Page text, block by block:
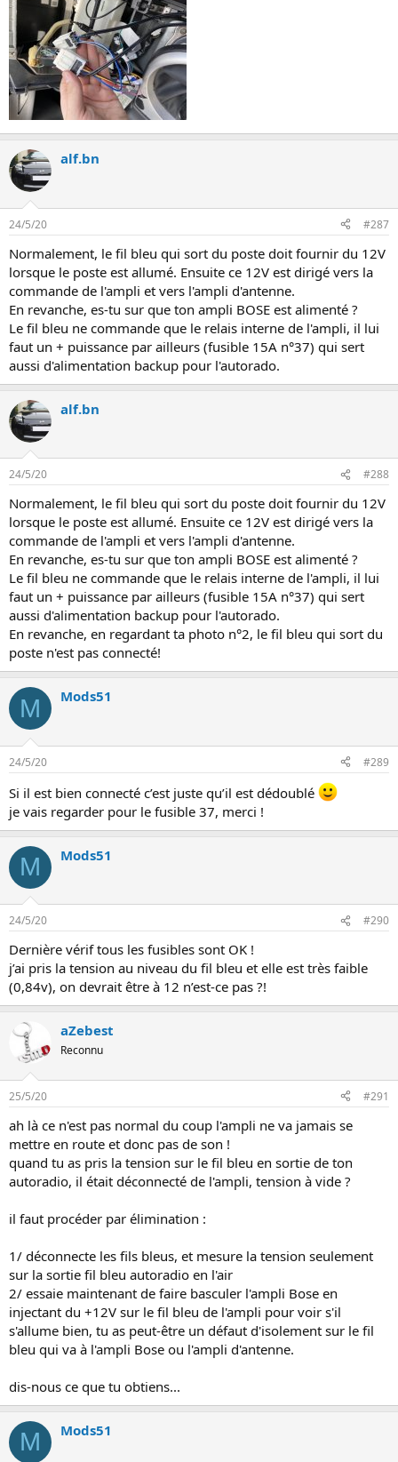
alf.bn
24/5/20 #287
Normalement, le fil bleu qui sort du poste doit fournir du 12V
lorsque le poste est allumé. Ensuite ce 12V est dirigé vers la
commande de l'ampli et vers l'ampli d'antenne.
En revanche, es-tu sur que ton ampli BOSE est alimenté ?
Le fil bleu ne commande que le relais interne de l'ampli, il lui
faut un + puissance par ailleurs (fusible 15A n°37) qui sert
aussi d'alimentation backup pour l'autorado.
alf.bn
24/5/20 #288
Normalement, le fil bleu qui sort du poste doit fournir du 12V
lorsque le poste est allumé. Ensuite ce 12V est dirigé vers la
commande de l'ampli et vers l'ampli d'antenne.
En revanche, es-tu sur que ton ampli BOSE est alimenté ?
Le fil bleu ne commande que le relais interne de l'ampli, il lui
faut un + puissance par ailleurs (fusible 15A n°37) qui sert
aussi d'alimentation backup pour l'autorado.
En revanche, en regardant ta photo n°2, le fil bleu qui sort du
poste n'est pas connecté!
M Mods51
24/5/20 #289
Si il est bien connecté c’est juste qu’il est dédoublé
je vais regarder pour le fusible 37, merci !
M Mods51
24/5/20 #290
Dernière vérif tous les fusibles sont OK !
j’ai pris la tension au niveau du fil bleu et elle est très faible
(0,84v), on devrait être à 12 n’est-ce pas ?!
aZebest
Reconnu
25/5/20 #291
ah là ce n'est pas normal du coup l'ampli ne va jamais se
mettre en route et donc pas de son !
quand tu as pris la tension sur le fil bleu en sortie de ton
autoradio, il était déconnecté de l'ampli, tension à vide ?
il faut procéder par élimination :
1/ déconnecte les fils bleus, et mesure la tension seulement
sur la sortie fil bleu autoradio en l'air
2/ essaie maintenant de faire basculer l'ampli Bose en
injectant du +12V sur le fil bleu de l'ampli pour voir s'il
s'allume bien, tu as peut-être un défaut d'isolement sur le fil
bleu qui va à l'ampli Bose ou l'ampli d'antenne.
dis-nous ce que tu obtiens...
M Mods51